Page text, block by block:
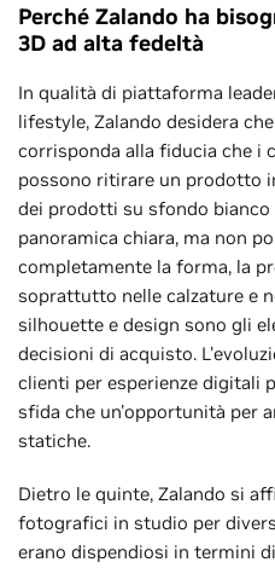
Perché Zalando ha
3D ad alta fedeltà
In qualità di piattaforma
lifestyle, Zalando desidera
corrisponda alla fiducia che i
possono ritirare un prodotto
dei prodotti su sfondo
panoramica chiara, ma non
completamente la forma, la
soprattutto nelle calzature e
silhouette e design sono gli
decisioni di acquisto.
clienti per esperienze digitali
sfida che un'opportunità per
statiche.
Dietro le quinte, Zalando si
fotografici in studio per
erano dispendiosi in termini